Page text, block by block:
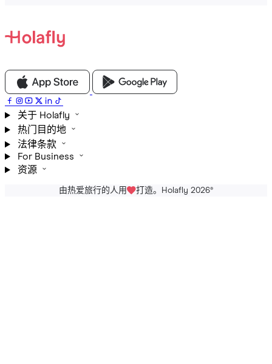
关于 Holafly
热门目的地
法律条款
For Business
资源
由热爱旅行的人用 打造。Holafly 2026®